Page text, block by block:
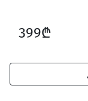
399₾